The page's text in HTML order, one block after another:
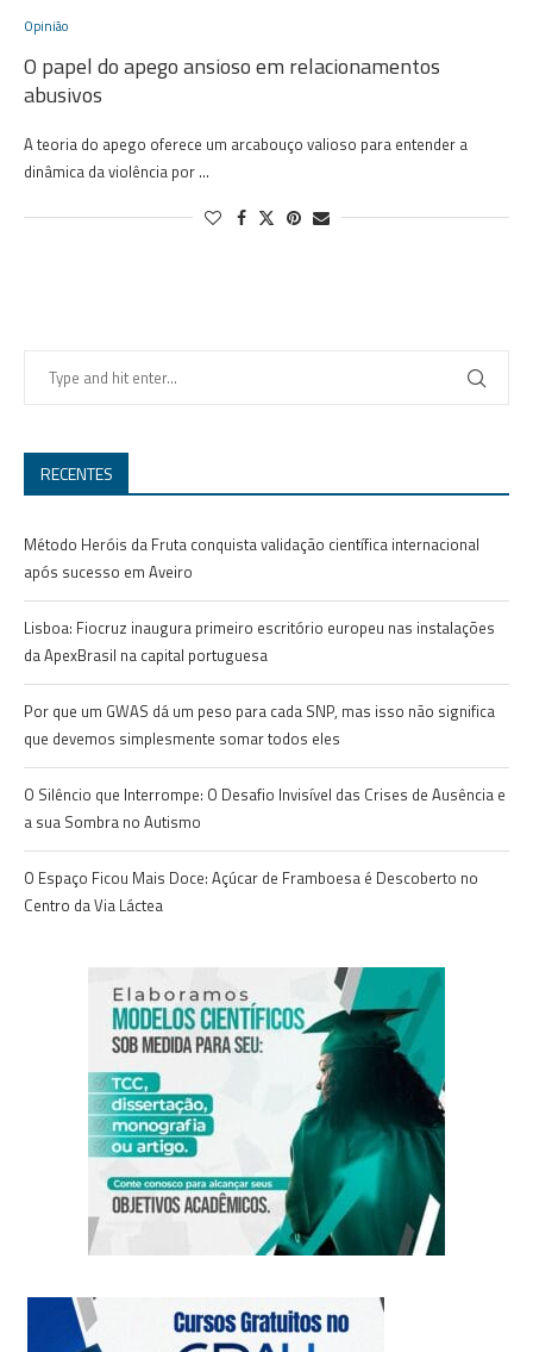
Opinião
O papel do apego ansioso em relacionamentos
abusivos
A teoria do apego oferece um arcabouço valioso para entender a
dinâmica da violência por …
RECENTES
Método Heróis da Fruta conquista validação científica internacional
após sucesso em Aveiro
Lisboa: Fiocruz inaugura primeiro escritório europeu nas instalações
da ApexBrasil na capital portuguesa
Por que um GWAS dá um peso para cada SNP, mas isso não significa
que devemos simplesmente somar todos eles
O Silêncio que Interrompe: O Desafio Invisível das Crises de Ausência e
a sua Sombra no Autismo
O Espaço Ficou Mais Doce: Açúcar de Framboesa é Descoberto no
Centro da Via Láctea